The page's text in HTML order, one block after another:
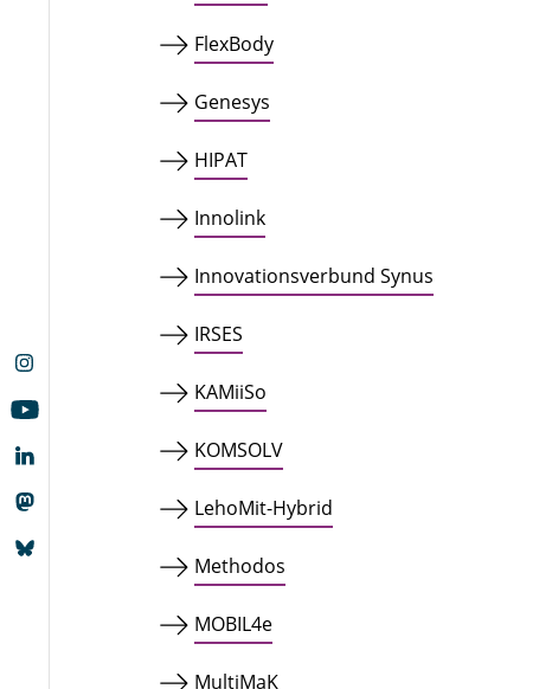
FlexBody
Genesys
HIPAT
Innolink
Innovationsverbund Synus
IRSES
KAMiiSo
KOMSOLV
LehoMit-Hybrid
Methodos
MOBIL4e
MultiMaK